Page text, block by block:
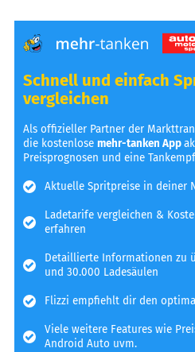
Schnell und einfach
vergleichen
Als offizieller Partner der
die kostenlosemehr-tanken App
Preisprognosen und eine
Aktuelle Spritpreise in deiner
Ladetarife vergleichen &
erfahren
Detaillierte Informationen zu
und 30.000 Ladesäulen
Flizzi empfiehlt dir den
Viele weitere Features wie
Android Auto uvm.